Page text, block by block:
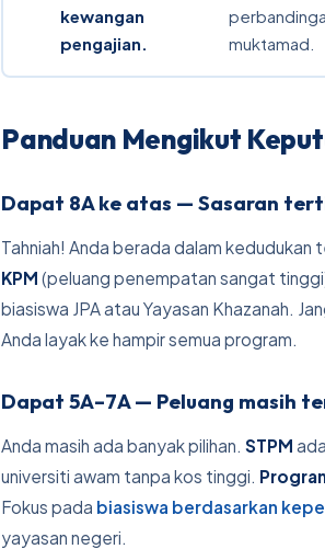
kewangan
pengajian.
muktamad.
Panduan Mengikut
Dapat 8A ke atas — Sasaran
Tahniah! Anda berada dalam kedudukan
KPM (peluang penempatan sangat
biasiswa JPA atau Yayasan Khazanah.
Anda layak ke hampir semua program.
Dapat 5A–7A — Peluang masih
Anda masih ada banyak pilihan.STPM
universiti awam tanpa kos tinggi.
Fokus pada biasiswa berdasarkan
yayasan negeri.